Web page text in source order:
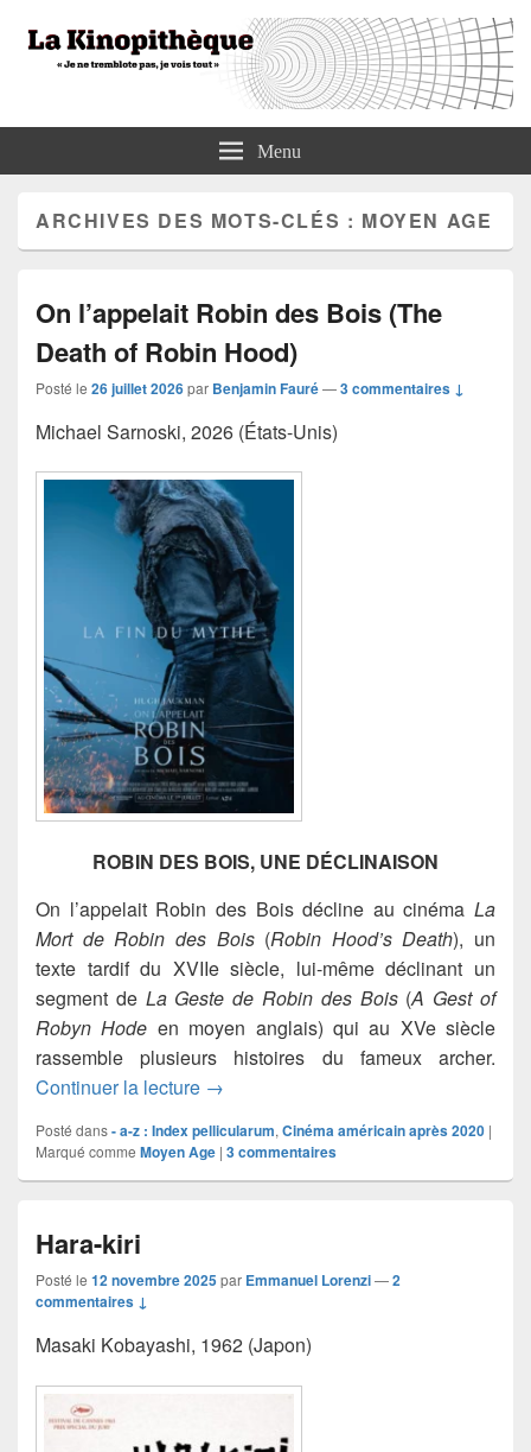
La KinopithèqueMenu
ARCHIVES DES MOTS-CLÉS : MOYEN AGE
On l’appelait Robin des Bois (The
Death of Robin Hood)
Posté le 26 juillet 2026par Benjamin Fauré—3 commentaires ↓
Michael Sarnoski, 2026 (États-Unis)
ROBIN DES BOIS, UNE DÉCLINAISON
On l’appelait Robin des Bois décline au cinéma La
Mort de Robin des Bois(Robin Hood’s Death), un
texte tardif du XVIIe siècle, lui-même déclinant un
segment de La Geste de Robin des Bois(A Gest of
Robyn Hode en moyen anglais) qui au XVe siècle
rassemble plusieurs histoires du fameux archer.
Continuer la lecture On l’appelait Robin des Bois (The
→
Posté dans- a-z : Index pellicularum,Cinéma américain après 2020 |
Marqué comme Moyen Age | 3commentaires
Hara-kiri
Posté le 12 novembre 2025par Emmanuel Lorenzi—2
commentaires ↓
Masaki Kobayashi, 1962 (Japon)